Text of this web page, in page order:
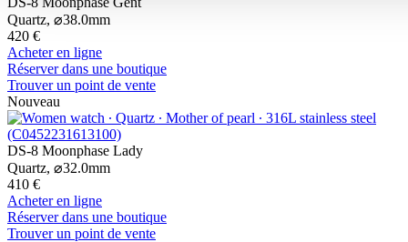
Quartz, ⌀38.0mm
420 €
Acheter en ligne
Réserver dans une boutique
Trouver un point de vente
Nouveau
DS-8 Moonphase Lady
Quartz, ⌀32.0mm
410 €
Acheter en ligne
Réserver dans une boutique
Trouver un point de vente